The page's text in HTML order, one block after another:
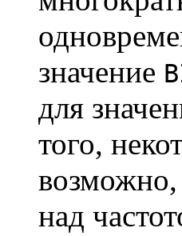
значение
для
того,
возможно,
над